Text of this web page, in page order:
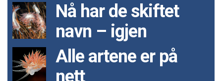
Nå har de skiftet
navn – igjen
Alle artene er på
nett